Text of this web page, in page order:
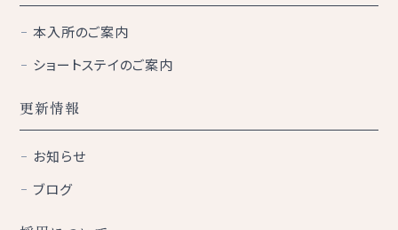
本入所のご案内
ショートステイのご案内
更新情報
お知らせ
ブログ